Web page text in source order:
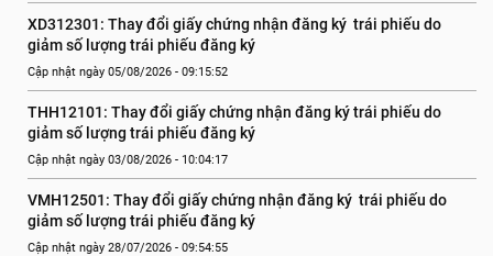
XD312301: Thay đổi giấy chứng nhận đăng ký  trái phiếu do
giảm số lượng trái phiếu đăng ký
Cập nhật ngày 05/08/2026 - 09:15:52
THH12101: Thay đổi giấy chứng nhận đăng ký trái phiếu do
giảm số lượng trái phiếu đăng ký
Cập nhật ngày 03/08/2026 - 10:04:17
VMH12501: Thay đổi giấy chứng nhận đăng ký  trái phiếu do
giảm số lượng trái phiếu đăng ký
Cập nhật ngày 28/07/2026 - 09:54:55